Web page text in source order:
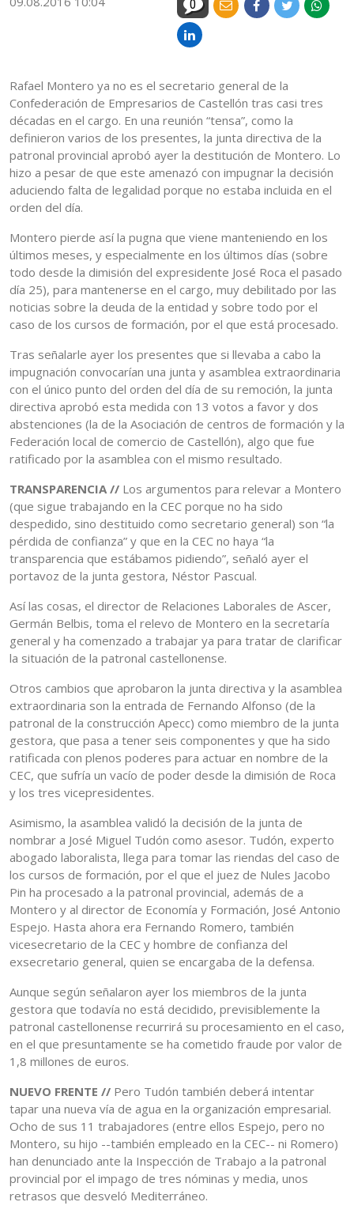
0
Rafael Montero ya no es el secretario general de la
Confederación de Empresarios de Castellón tras casi tres
décadas en el cargo. En una reunión “tensa”, como la
definieron varios de los presentes, la junta directiva de la
patronal provincial aprobó ayer la destitución de Montero. Lo
hizo a pesar de que este amenazó con impugnar la decisión
aduciendo falta de legalidad porque no estaba incluida en el
orden del día.
Montero pierde así la pugna que viene manteniendo en los
últimos meses, y especialmente en los últimos días (sobre
todo desde la dimisión del expresidente José Roca el pasado
día 25), para mantenerse en el cargo, muy debilitado por las
noticias sobre la deuda de la entidad y sobre todo por el
caso de los cursos de formación, por el que está procesado.
Tras señalarle ayer los presentes que si llevaba a cabo la
impugnación convocarían una junta y asamblea extraordinaria
con el único punto del orden del día de su remoción, la junta
directiva aprobó esta medida con 13 votos a favor y dos
abstenciones (la de la Asociación de centros de formación y la
Federación local de comercio de Castellón), algo que fue
ratificado por la asamblea con el mismo resultado.
TRANSPARENCIA // Los argumentos para relevar a Montero
(que sigue trabajando en la CEC porque no ha sido
despedido, sino destituido como secretario general) son “la
pérdida de confianza” y que en la CEC no haya “la
transparencia que estábamos pidiendo”, señaló ayer el
portavoz de la junta gestora, Néstor Pascual.
Así las cosas, el director de Relaciones Laborales de Ascer,
Germán Belbis, toma el relevo de Montero en la secretaría
general y ha comenzado a trabajar ya para tratar de clarificar
la situación de la patronal castellonense.
Otros cambios que aprobaron la junta directiva y la asamblea
extraordinaria son la entrada de Fernando Alfonso (de la
patronal de la construcción Apecc) como miembro de la junta
gestora, que pasa a tener seis componentes y que ha sido
ratificada con plenos poderes para actuar en nombre de la
CEC, que sufría un vacío de poder desde la dimisión de Roca
y los tres vicepresidentes.
Asimismo, la asamblea validó la decisión de la junta de
nombrar a José Miguel Tudón como asesor. Tudón, experto
abogado laboralista, llega para tomar las riendas del caso de
los cursos de formación, por el que el juez de Nules Jacobo
Pin ha procesado a la patronal provincial, además de a
Montero y al director de Economía y Formación, José Antonio
Espejo. Hasta ahora era Fernando Romero, también
vicesecretario de la CEC y hombre de confianza del
exsecretario general, quien se encargaba de la defensa.
Aunque según señalaron ayer los miembros de la junta
gestora que todavía no está decidido, previsiblemente la
patronal castellonense recurrirá su procesamiento en el caso,
en el que presuntamente se ha cometido fraude por valor de
1,8 millones de euros.
NUEVO FRENTE // Pero Tudón también deberá intentar
tapar una nueva vía de agua en la organización empresarial.
Ocho de sus 11 trabajadores (entre ellos Espejo, pero no
Montero, su hijo --también empleado en la CEC-- ni Romero)
han denunciado ante la Inspección de Trabajo a la patronal
provincial por el impago de tres nóminas y media, unos
retrasos que desveló Mediterráneo.